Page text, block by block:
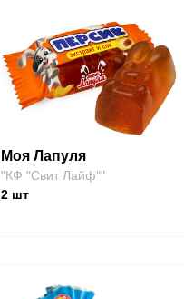
Моя Лапуля
"КФ "Свит Лайф""
2шт